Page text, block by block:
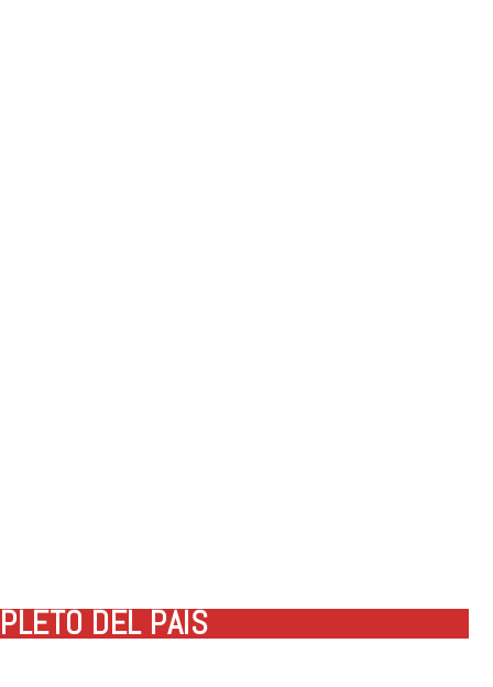
DEL PAÍS